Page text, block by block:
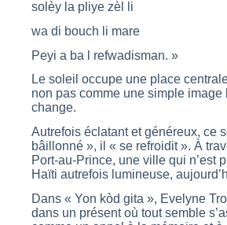
solèy la pliye zèl li
wa di bouch li mare
Peyi a ba l refwadisman. »
Le soleil occupe une place
non pas comme une simple
change.
Autrefois éclatant et généreux, ce
bâillonné », il « se refroidit ». À
Port-au-Prince, une ville qui n’est
Haïti autrefois lumineuse,
Dans « Yon kòd gita », Evelyne
dans un présent où tout semble